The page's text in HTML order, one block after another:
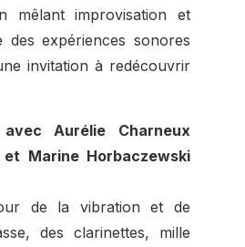
mêlant improvisation et
expériences sonores
invitation à redécouvrir
avec Aurélie Charneux
Marine Horbaczewski
de la vibration et de
des clarinettes, mille